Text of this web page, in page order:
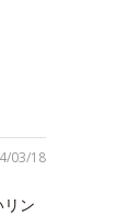
03/18
リン